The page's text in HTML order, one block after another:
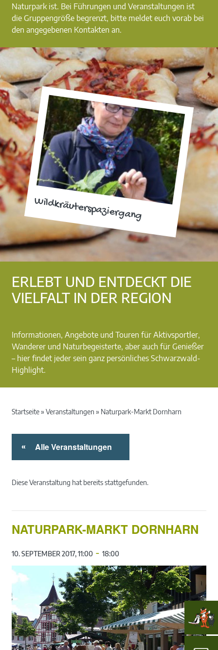
Wildkräuterspaziergang
Naturpark ist. Bei Führungen und Veranstaltungen ist
die Gruppengröße begrenzt, bitte meldet euch vorab bei
den angegebenen Kontakten an.
ERLEBT UND ENTDECKT DIE
VIELFALT IN DER REGION
Informationen, Angebote und Touren für Aktivsportler,
Wanderer und Naturbegeisterte, aber auch für Genießer
– hier findet jeder sein ganz persönliches Schwarzwald-
Highlight.
Startseite» Veranstaltungen » Naturpark-Markt Dornharn
« Alle Veranstaltungen
Diese Veranstaltung hat bereits stattgefunden.
NATURPARK-MARKT DORNHARN
10. SEPTEMBER 2017, 11:00 - 18:00